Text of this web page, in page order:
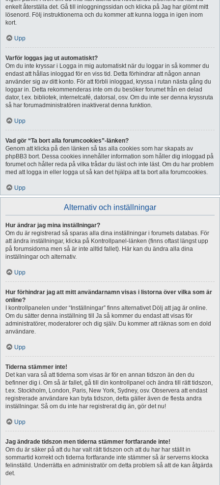
enkelt återställa det. Gå till inloggningssidan och klicka på Jag har glömt mitt
lösenord. Följ instruktionerna och du kommer att kunna logga in igen inom
kort.
Upp
Varför loggas jag ut automatiskt?
Om du inte kryssar i Logga in mig automatiskt när du loggar in så kommer du
endast att hållas inloggad för en viss tid. Detta förhindrar att någon annan
använder sig av ditt konto. För att förbli inloggad, kryssa i rutan nästa gång du
loggar in. Detta rekommenderas inte om du besöker forumet från en delad
dator, t.ex. bibliotek, internetcafé, datorsal, osv. Om du inte ser denna kryssruta
så har forumadministratören inaktiverat denna funktion.
Upp
Vad gör “Ta bort alla forumcookies”-länken?
Genom att klicka på den länken så tas alla cookies som har skapats av
phpBB3 bort. Dessa cookies innehåller information som håller dig inloggad på
forumet och håller reda på vilka trådar du läst och inte läst. Om du har problem
med att logga in eller logga ut så kan det hjälpa att ta bort alla forumcookies.
Upp
Alternativ och inställningar
Hur ändrar jag mina inställningar?
Om du är registrerad så sparas alla dina inställningar i forumets databas. För
att ändra inställningar, klicka på Kontrollpanel-länken (finns oftast längst upp
på forumsidorna men så är inte alltid fallet). Här kan du ändra alla dina
inställningar och alternativ.
Upp
Hur förhindrar jag att mitt användarnamn visas i listorna över vilka som är
online?
I kontrollpanelen under “Inställningar” finns alternativet Dölj att jag är online.
Om du sätter denna inställning till Ja så kommer du endast att visas för
administratörer, moderatorer och dig själv. Du kommer att räknas som en dold
användare.
Upp
Tiderna stämmer inte!
Det kan vara så att tiderna som visas är för en annan tidszon än den du
befinner dig i. Om så är fallet, gå till din kontrollpanel och ändra till rätt tidszon,
t.ex. Stockholm, London, Paris, New York, Sydney, osv. Observera att endast
registrerade användare kan byta tidszon, detta gäller även de flesta andra
inställningar. Så om du inte har registrerat dig än, gör det nu!
Upp
Jag ändrade tidszon men tiderna stämmer fortfarande inte!
Om du är säker på att du har valt rätt tidszon och att du har har ställt in
sommartid korrekt och tiderna fortfarande inte stämmer så är serverns klocka
felinställd. Underrätta en administratör om detta problem så att de kan åtgärda
det.